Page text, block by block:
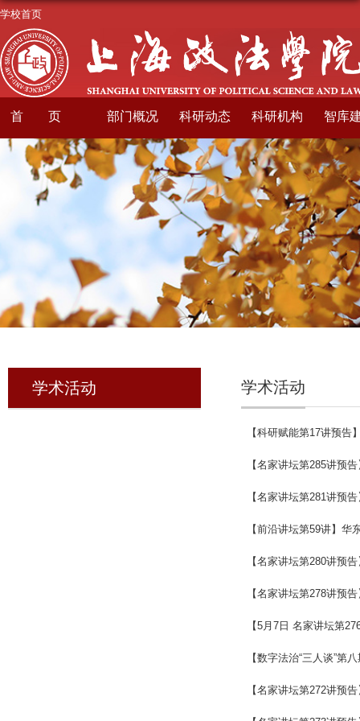
学校首页
首页 部门概况 科研动态 科研机构 智库
学术活动 学术活动
【科研赋能第17讲预
【名家讲坛第285讲预
【名家讲坛第281讲预
【前沿讲坛第59讲】
【名家讲坛第280讲预
【名家讲坛第278讲预
【5月7日 名家讲坛第
【数字法治“三人谈”第
【名家讲坛第272讲预